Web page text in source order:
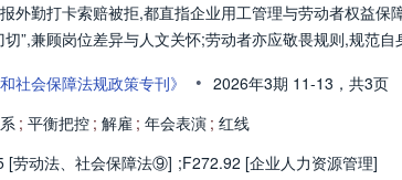
外勤打卡索赔被拒,都直指企业用工管理与劳动者权益
切”,兼顾岗位差异与人文关怀;劳动者亦应敬畏规则,规范自
和社会保障法规政策专刊》 • 2026年3期 11-13， 共3页
; 平衡把控 ; 解雇 ; 年会表演 ; 红线
[劳动法、社会保障法⑨] ;F272.92 [企业人力资源管理]